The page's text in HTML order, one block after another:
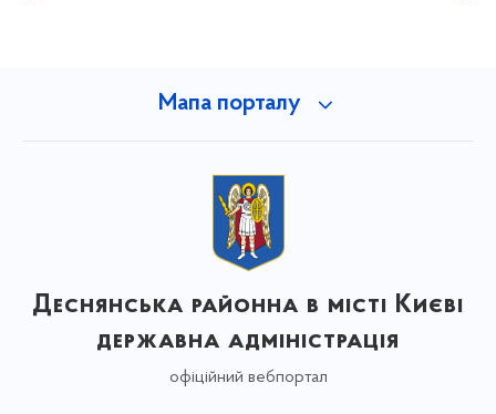
Мапа порталу
Деснянська районна в місті Києві
державна адміністрація
офіційний вебпортал